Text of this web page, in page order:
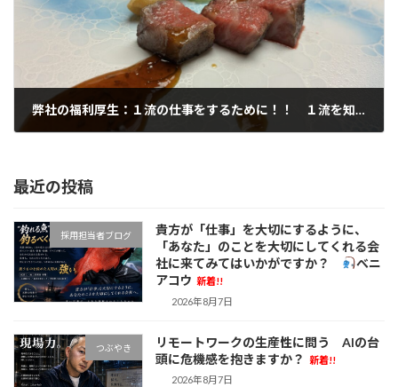
弊社の福利厚生：１流の仕事をするために！！ １流を知ってほしい！
最近の投稿
採用担当者ブログ
貴方が「仕事」を大切にするように、
「あなた」のことを大切にしてくれる会
社に来てみてはいかがですか？
べニ
アコウ 新着!!
2026年8月7日
つぶやき
リモートワークの生産性に問う AIの台
頭に危機感を抱きますか？
新着!!
2026年8月7日